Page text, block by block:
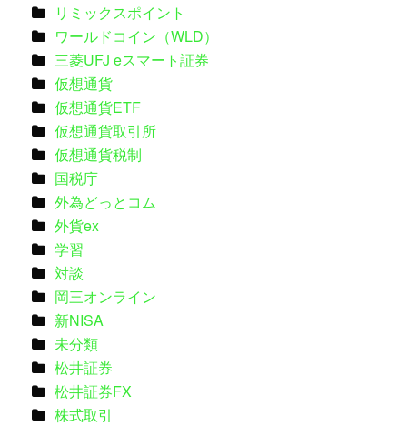
リミックスポイント
ワールドコイン（WLD）
三菱UFJ eスマート証券
仮想通貨
仮想通貨ETF
仮想通貨取引所
仮想通貨税制
国税庁
外為どっとコム
外貨ex
学習
対談
岡三オンライン
新NISA
未分類
松井証券
松井証券FX
株式取引